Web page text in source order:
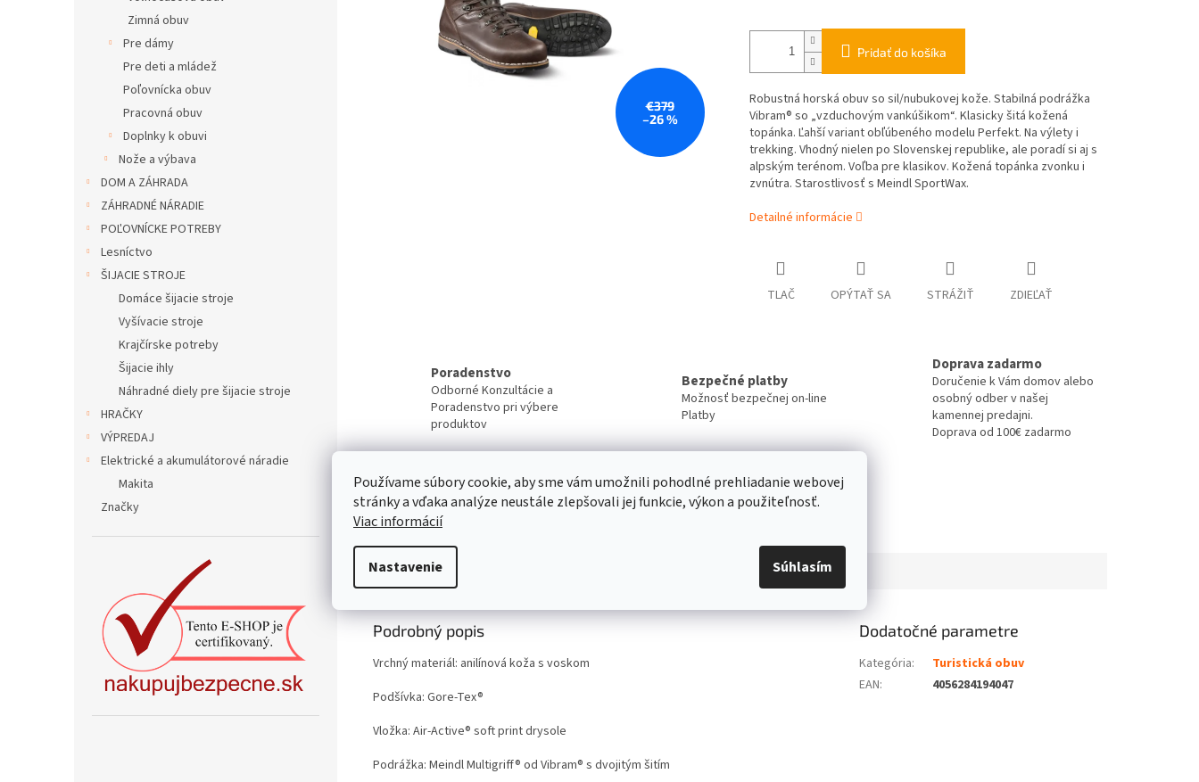
Používame súbory cookie, aby sme vám umožnili pohodlné prehliadanie webovej
stránky a vďaka analýze neustále zlepšovali jej funkcie, výkon a použiteľnosť.
Viac informácií
Nastavenie Súhlasím
Zimná obuv
Pre dámy
Pre deti a mládež
Poľovnícka obuv
Pracovná obuv
Doplnky k obuvi
Nože a výbava
DOM A ZÁHRADA
ZÁHRADNÉ NÁRADIE
POĽOVNÍCKE POTREBY
Lesníctvo
ŠIJACIE STROJE
Domáce šijacie stroje
Vyšívacie stroje
Krajčírske potreby
Šijacie ihly
Náhradné diely pre šijacie stroje
HRAČKY
VÝPREDAJ
Elektrické a akumulátorové náradie
Makita
Značky
€379
–26 %
Pridať do košíka
Robustná horská obuv so sil/nubukovej kože. Stabilná podrážka
Vibram® so „vzduchovým vankúšikom“. Klasicky šitá kožená
topánka. Ľahší variant obľúbeného modelu Perfekt. Na výlety i
trekking. Vhodný nielen po Slovenskej republike, ale poradí si aj s
alpským terénom. Voľba pre klasikov. Kožená topánka zvonku i
zvnútra. Starostlivosť s Meindl SportWax.
Detailné informácie
TLAČ OPÝTAŤ SA STRÁŽIŤ ZDIEĽAŤ
Poradenstvo
Odborné Konzultácie a
Poradenstvo pri výbere
produktov
Bezpečné platby
Možnosť bezpečnej on-line
Platby
Doprava zadarmo
Doručenie k Vám domov alebo
osobný odber v našej
kamennej predajni.
Doprava od 100€ zadarmo
Kvalitný záručný aj pozáručný servis
Viac o našich servisných službách ....
Popis Diskusia
Podrobný popis
Vrchný materiál: anilínová koža s voskom
Podšívka: Gore-Tex®
Vložka: Air-Active® soft print drysole
Podrážka: Meindl Multigriff® od Vibram® s dvojitým šitím
Dodatočné parametre
Kategória:
Turistická obuv
EAN: 4056284194047